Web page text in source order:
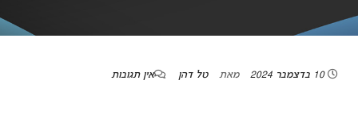
10 בדצמבר 2024 מאת טל דהן אין תגובות